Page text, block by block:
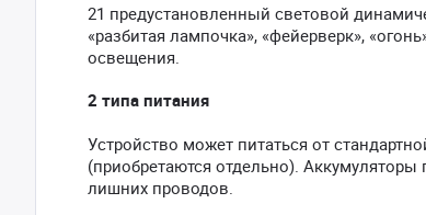
21 предустановленный световой
«разбитая лампочка», «фейерверк»,
освещения.
2 типа питания
Устройство может питаться от
(приобретаются отдельно).
лишних проводов.